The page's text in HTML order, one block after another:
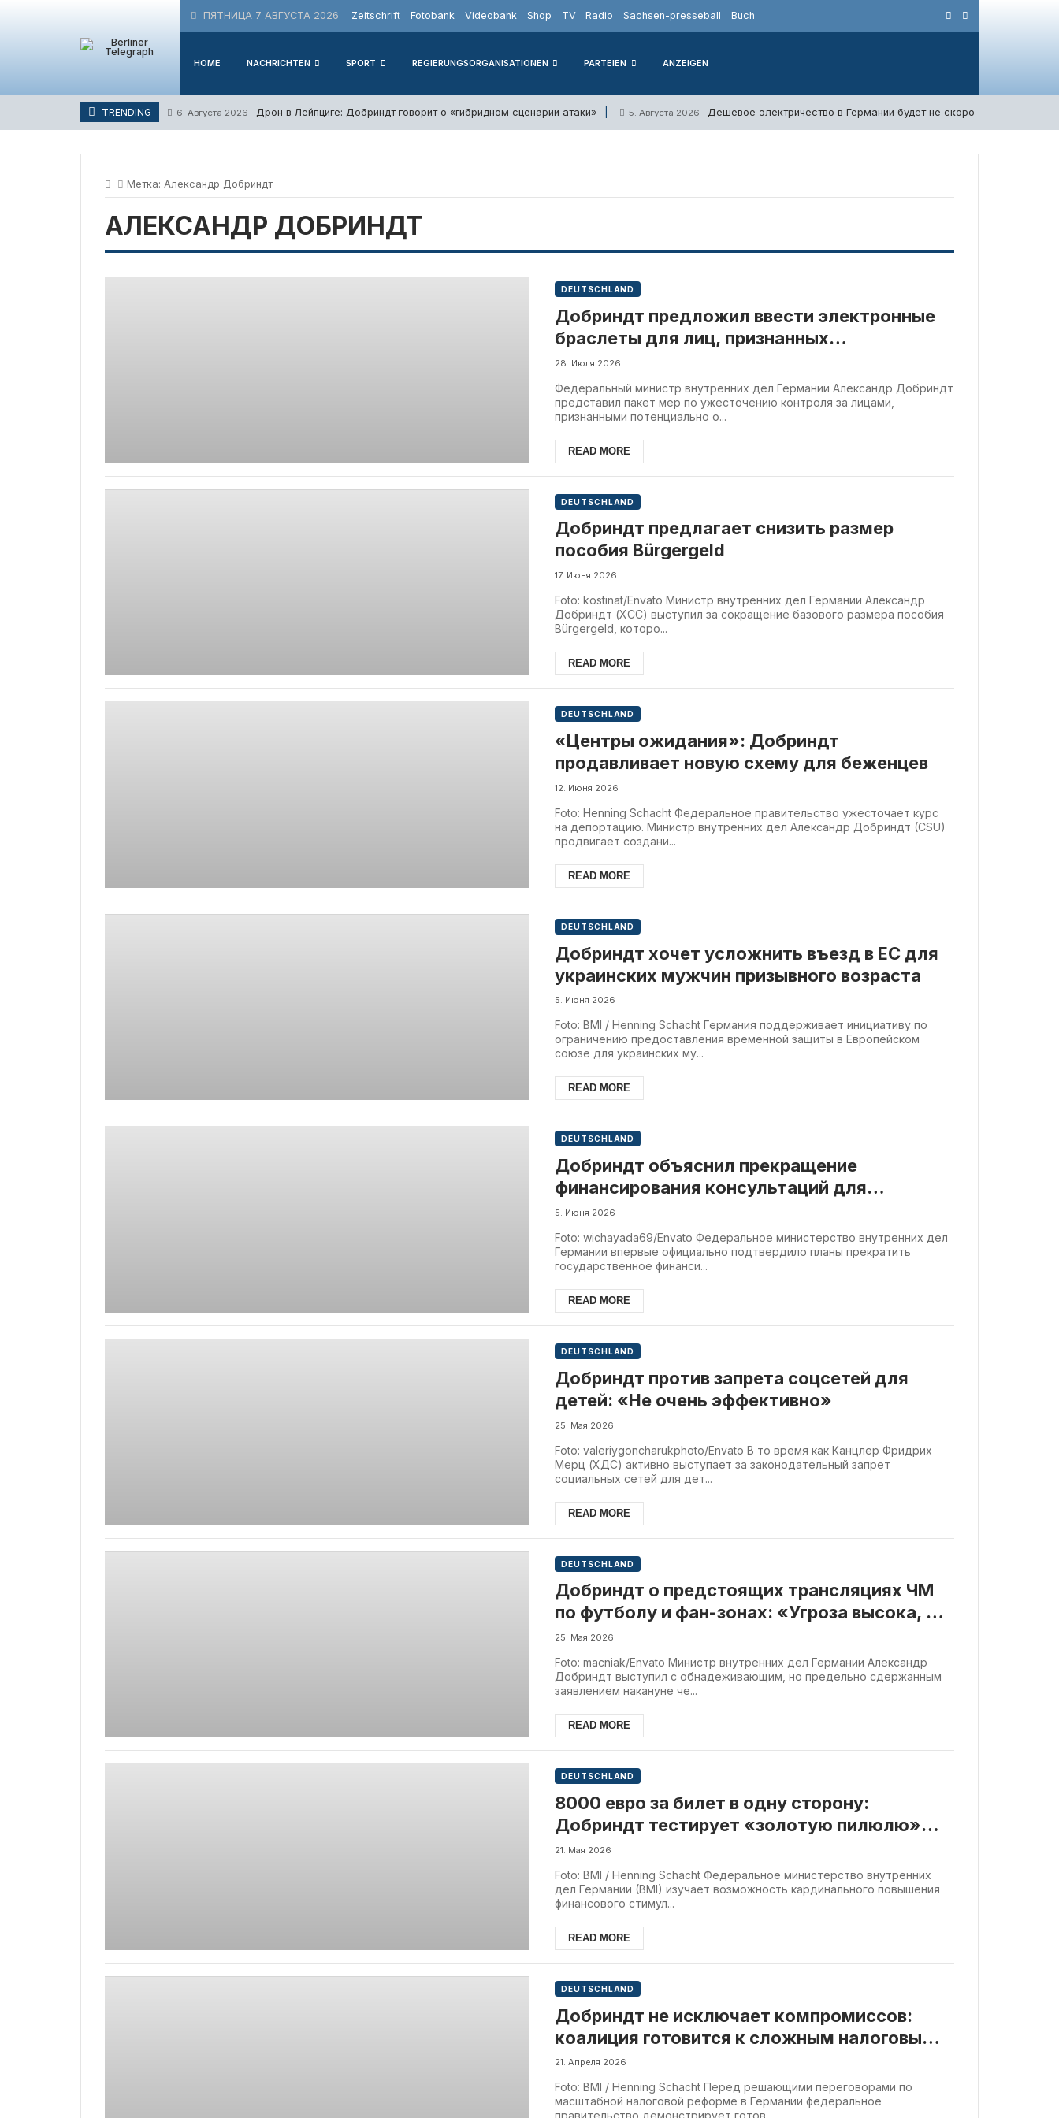
ПЯТНИЦА 7 АВГУСТА 2026 Zeitschrift Fotobank Videobank Shop TV Radio Sachsen-presseball Buch
HOME NACHRICHTEN SPORT REGIERUNGSORGANISATIONEN PARTEIEN ANZEIGEN
TRENDING 6. Августа 2026 Дрон в Лейпциге: Добриндт говорит о «гибридном сценарии атаки» 5. Августа 2026 Дешевое электричество в Германии будет не скоро — Катерина
Метка: Александр Добриндт
АЛЕКСАНДР ДОБРИНДТ
DEUTSCHLAND
Добриндт предложил ввести электронные
браслеты для лиц, признанных
потенциально опасными
28. Июля 2026
Федеральный министр внутренних дел Германии Александр Добриндт
представил пакет мер по ужесточению контроля за лицами,
признанными потенциально о...
READ MORE
DEUTSCHLAND
Добриндт предлагает снизить размер
пособия Bürgergeld
17. Июня 2026
Foto: kostinat/Envato Министр внутренних дел Германии Александр
Добриндт (ХСС) выступил за сокращение базового размера пособия
Bürgergeld, которо...
READ MORE
DEUTSCHLAND
«Центры ожидания»: Добриндт
продавливает новую схему для беженцев
12. Июня 2026
Foto: Henning Schacht Федеральное правительство ужесточает курс
на депортацию. Министр внутренних дел Александр Добриндт (CSU)
продвигает создани...
READ MORE
DEUTSCHLAND
Добриндт хочет усложнить въезд в ЕС для
украинских мужчин призывного возраста
5. Июня 2026
Foto: BMI / Henning Schacht Германия поддерживает инициативу по
ограничению предоставления временной защиты в Европейском
союзе для украинских му...
READ MORE
DEUTSCHLAND
Добриндт объяснил прекращение
финансирования консультаций для
соискателей убежища
5. Июня 2026
Foto: wichayada69/Envato Федеральное министерство внутренних дел
Германии впервые официально подтвердило планы прекратить
государственное финанси...
READ MORE
DEUTSCHLAND
Добриндт против запрета соцсетей для
детей: «Не очень эффективно»
25. Мая 2026
Foto: valeriygoncharukphoto/Envato В то время как Канцлер Фридрих
Мерц (ХДС) активно выступает за законодательный запрет
социальных сетей для дет...
READ MORE
DEUTSCHLAND
Добриндт о предстоящих трансляциях ЧМ
по футболу и фан-зонах: «Угроза высока, но
мы готовы»
25. Мая 2026
Foto: macniak/Envato Министр внутренних дел Германии Александр
Добриндт выступил с обнадеживающим, но предельно сдержанным
заявлением накануне че...
READ MORE
DEUTSCHLAND
8000 евро за билет в одну сторону:
Добриндт тестирует «золотую пилюлю»
для сирийцев
21. Мая 2026
Foto: BMI / Henning Schacht Федеральное министерство внутренних
дел Германии (BMI) изучает возможность кардинального повышения
финансового стимул...
READ MORE
DEUTSCHLAND
Добриндт не исключает компромиссов:
коалиция готовится к сложным налоговым
реформам
21. Апреля 2026
Foto: BMI / Henning Schacht Перед решающими переговорами по
масштабной налоговой реформе в Германии федеральное